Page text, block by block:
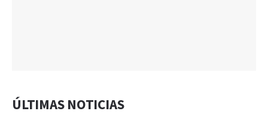
ÚLTIMAS NOTICIAS